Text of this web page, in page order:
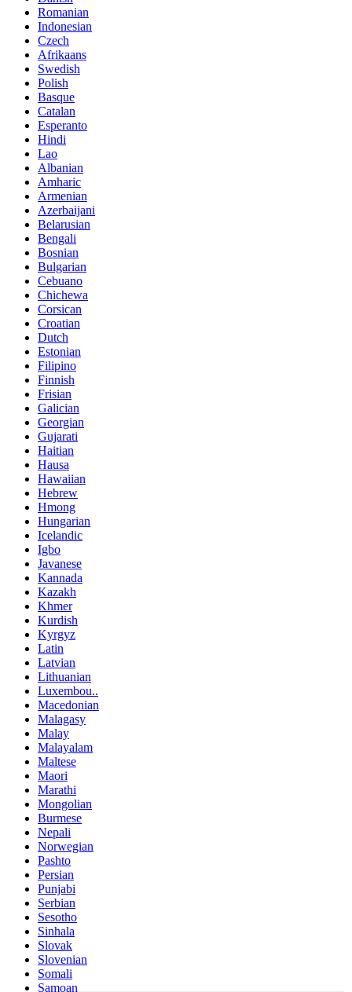
Romanian
Indonesian
Czech
Afrikaans
Swedish
Polish
Basque
Catalan
Esperanto
Hindi
Lao
Albanian
Amharic
Armenian
Azerbaijani
Belarusian
Bengali
Bosnian
Bulgarian
Cebuano
Chichewa
Corsican
Croatian
Dutch
Estonian
Filipino
Finnish
Frisian
Galician
Georgian
Gujarati
Haitian
Hausa
Hawaiian
Hebrew
Hmong
Hungarian
Icelandic
Igbo
Javanese
Kannada
Kazakh
Khmer
Kurdish
Kyrgyz
Latin
Latvian
Lithuanian
Luxembou..
Macedonian
Malagasy
Malay
Malayalam
Maltese
Maori
Marathi
Mongolian
Burmese
Nepali
Norwegian
Pashto
Persian
Punjabi
Serbian
Sesotho
Sinhala
Slovak
Slovenian
Somali
Samoan